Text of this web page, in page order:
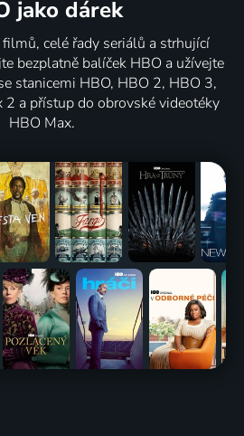
jako dárek
celé řady seriálů a strhující
bezplatně balíček HBO a užívejte
stanicemi HBO, HBO 2, HBO 3,
2 a přístup do obrovské videotéky
HBO Max.